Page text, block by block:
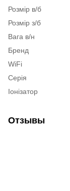
Розмір в/б
Розмір з/б
Вага в/н
Бренд
WiFi
Серія
Іонізатор
Отзывы